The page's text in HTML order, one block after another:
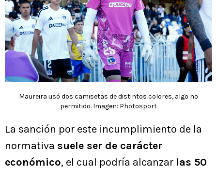
Maureira usó dos camisetas de distintos colores, algo no
permitido. Imagen: Photosport
La sanción por este incumplimiento de la
normativa suele ser de carácter
económico, el cual podría alcanzar las 50